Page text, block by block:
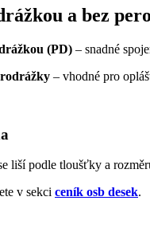
a bez
(PD) – snadné
– vhodné pro
liší podle tloušťky a
v sekci ceník osb desek.